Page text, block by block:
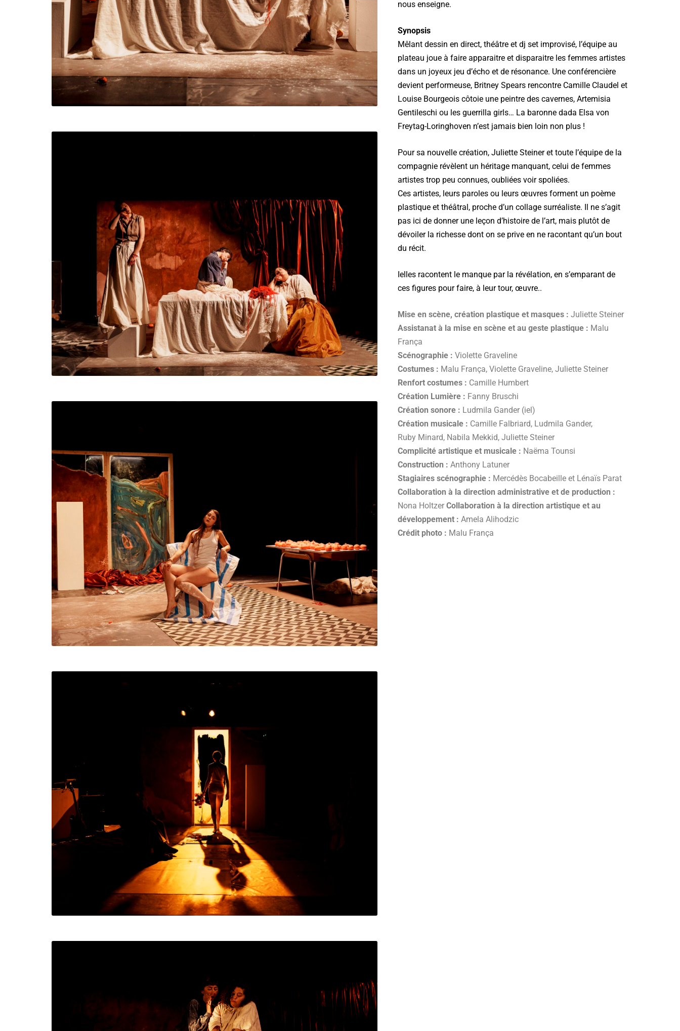
nous enseigne.
Synopsis
Mêlant dessin en direct, théâtre et dj set improvisé, l’équipe au
plateau joue à faire apparaitre et disparaitre les femmes artistes
dans un joyeux jeu d’écho et de résonance. Une conférencière
devient performeuse, Britney Spears rencontre Camille Claudel et
Louise Bourgeois côtoie une peintre des cavernes, Artemisia
Gentileschi ou les guerrilla girls… La baronne dada Elsa von
Freytag-Loringhoven n’est jamais bien loin non plus !
Pour sa nouvelle création, Juliette Steiner et toute l’équipe de la
compagnie révèlent un héritage manquant, celui de femmes
artistes trop peu connues, oubliées voir spoliées.
Ces artistes, leurs paroles ou leurs œuvres forment un poème
plastique et théâtral, proche d’un collage surréaliste. Il ne s’agit
pas ici de donner une leçon d’histoire de l’art, mais plutôt de
dévoiler la richesse dont on se prive en ne racontant qu’un bout
du récit.
Ielles racontent le manque par la révélation, en s’emparant de
ces figures pour faire, à leur tour, œuvre..
Mise en scène, création plastique et masques : Juliette Steiner
Assistanat à la mise en scène et au geste plastique : Malu
França
Scénographie : Violette Graveline
Costumes : Malu França, Violette Graveline, Juliette Steiner
Renfort costumes : Camille Humbert
Création Lumière : Fanny Bruschi
Création sonore : Ludmila Gander (iel)
Création musicale : Camille Falbriard, Ludmila Gander,
Ruby Minard, Nabila Mekkid, Juliette Steiner
Complicité artistique et musicale : Naëma Tounsi
Construction : Anthony Latuner
Stagiaires scénographie : Mercédès Bocabeille et Lénaïs Parat
Collaboration à la direction administrative et de production :
Nona Holtzer Collaboration à la direction artistique et au
développement : Amela Alihodzic
Crédit photo : Malu França